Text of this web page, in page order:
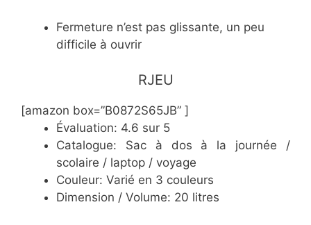
Fermeture n’est pas glissante, un peu
difficile à ouvrir
​RJEU
[amazon box=”B0872S65JB” ]
Évaluation: 4.6 sur 5
Catalogue: Sac à dos à la journée /
scolaire / laptop / voyage
Couleur: Varié en 3 couleurs
Dimension / Volume: 20 litres